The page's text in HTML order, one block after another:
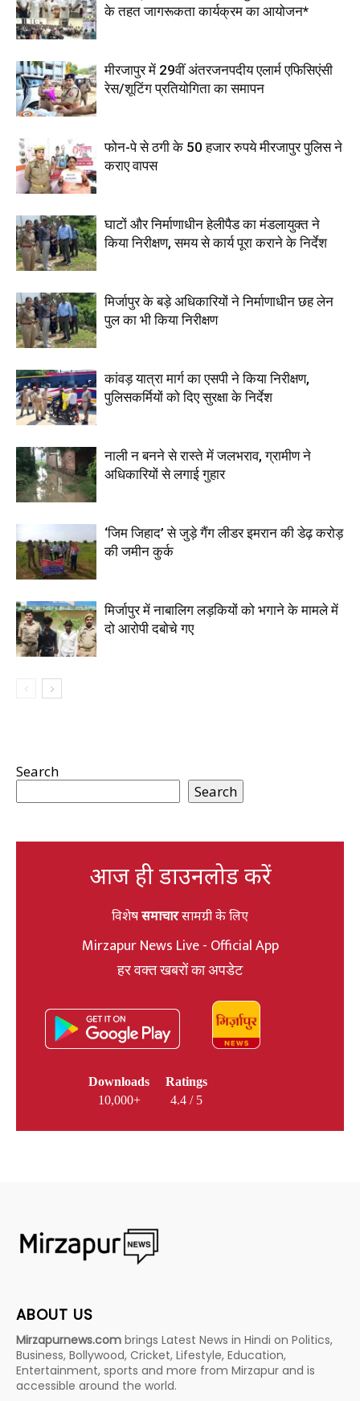
के तहत जागरूकता कार्यक्रम का आयोजन*
मीरजापुर में 29वीं अंतरजनपदीय एलार्म एफिसिएंसी
रेस/शूटिंग प्रतियोगिता का समापन
फोन-पे से ठगी के 50 हजार रुपये मीरजापुर पुलिस ने
कराए वापस
घाटों और निर्माणाधीन हेलीपैड का मंडलायुक्त ने
किया निरीक्षण, समय से कार्य पूरा कराने के निर्देश
मिर्जापुर के बड़े अधिकारियों ने निर्माणाधीन छह लेन
पुल का भी किया निरीक्षण
कांवड़ यात्रा मार्ग का एसपी ने किया निरीक्षण,
पुलिसकर्मियों को दिए सुरक्षा के निर्देश
नाली न बनने से रास्ते में जलभराव, ग्रामीण ने
अधिकारियों से लगाई गुहार
‘जिम जिहाद’ से जुड़े गैंग लीडर इमरान की डेढ़ करोड़
की जमीन कुर्क
मिर्जापुर में नाबालिग लड़कियों को भगाने के मामले में
दो आरोपी दबोचे गए
Search
Search
आज ही डाउनलोड करें
विशेषसमाचारसामग्री के लिए
Mirzapur News Live - Official App
हर वक्त खबरों का अपडेट
Downloads
10,000+
Ratings
4.4 / 5
ABOUT US
Mirzapurnews.com brings Latest News in Hindi on Politics,
Business, Bollywood, Cricket, Lifestyle, Education,
Entertainment, sports and more from Mirzapur and is
accessible around the world.